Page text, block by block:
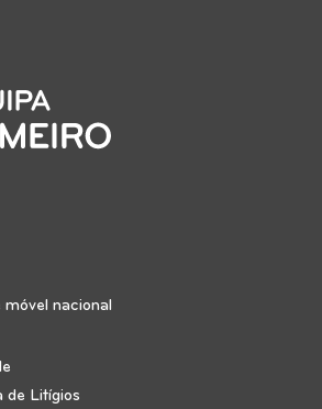
nacional
de Litígios